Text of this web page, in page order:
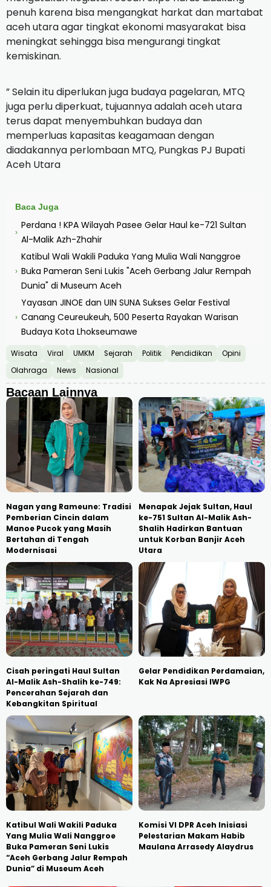
penuh karena bisa mengangkat harkat dan martabat
aceh utara agar tingkat ekonomi masyarakat bisa
meningkat sehingga bisa mengurangi tingkat
kemiskinan.
” Selain itu diperlukan juga budaya pagelaran, MTQ
juga perlu diperkuat, tujuannya adalah aceh utara
terus dapat menyembuhkan budaya dan
memperluas kapasitas keagamaan dengan
diadakannya perlombaan MTQ, Pungkas PJ Bupati
Aceh Utara
Baca Juga
›
Perdana ! KPA Wilayah Pasee Gelar Haul ke-721 Sultan
Al-Malik Azh-Zhahir
›
Katibul Wali Wakili Paduka Yang Mulia Wali Nanggroe
Buka Pameran Seni Lukis "Aceh Gerbang Jalur Rempah
Dunia" di Museum Aceh
›
Yayasan JINOE dan UIN SUNA Sukses Gelar Festival
Canang Ceureukeuh, 500 Peserta Rayakan Warisan
Budaya Kota Lhokseumawe
Wisata Viral UMKM Sejarah Politik Pendidikan
Opini
Olahraga
News Nasional
Bacaan Lainnya
Nagan yang Rameune: Tradisi
Pemberian Cincin dalam
Manoe Pucok yang Masih
Bertahan di Tengah
Modernisasi
Menapak Jejak Sultan, Haul
ke-751 Sultan Al-Malik Ash-
Shalih Hadirkan Bantuan
untuk Korban Banjir Aceh
Utara
Cisah peringati Haul Sultan
Al-Malik Ash-Shalih ke-749:
Pencerahan Sejarah dan
Kebangkitan Spiritual
Gelar Pendidikan Perdamaian,
Kak Na Apresiasi IWPG
Katibul Wali Wakili Paduka
Yang Mulia Wali Nanggroe
Buka Pameran Seni Lukis
“Aceh Gerbang Jalur Rempah
Dunia” di Museum Aceh
Komisi VI DPR Aceh Inisiasi
Pelestarian Makam Habib
Maulana Arrasedy Alaydrus